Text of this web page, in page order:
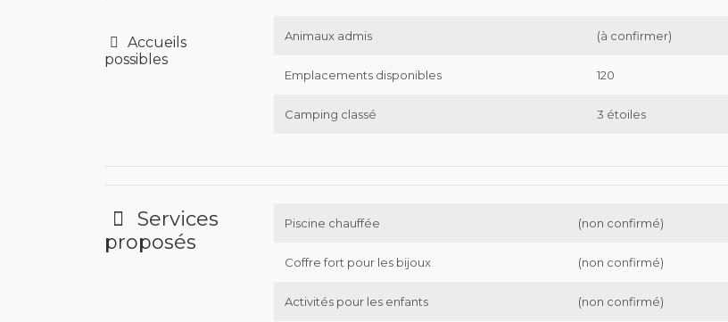
Accueils
possibles
Animaux admis (à confirmer)
Emplacements disponibles 120
Camping classé 3 étoiles
Services
proposés
Piscine chauffée (non confirmé)
Coffre fort pour les bijoux (non confirmé)
Activités pour les enfants (non confirmé)